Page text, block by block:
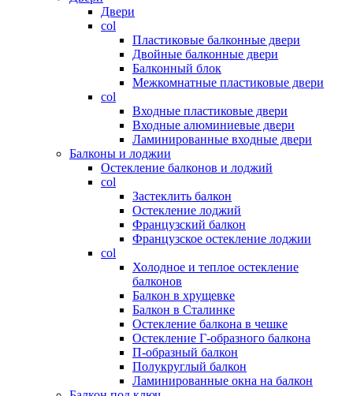
Двери
col
Пластиковые балконные двери
Двойные балконные двери
Балконный блок
Межкомнатные пластиковые двери
col
Входные пластиковые двери
Входные алюминиевые двери
Ламинированные входные двери
Балконы и лоджии
Остекление балконов и лоджий
col
Застеклить балкон
Остекление лоджий
Французский балкон
Французское остекление лоджии
col
Холодное и теплое остекление
балконов
Балкон в хрущевке
Балкон в Сталинке
Остекление балкона в чешке
Остекление Г-образного балкона
П-образный балкон
Полукруглый балкон
Ламинированные окна на балкон